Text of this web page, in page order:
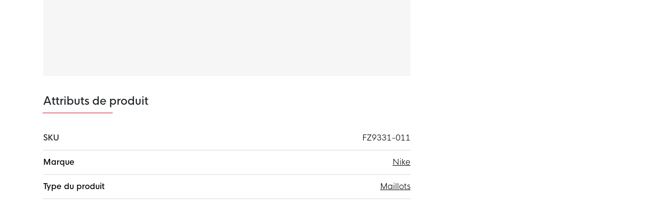
Attributs de produit
SKU
FZ9331-011
d'infos
Marque Nike
Type du produit Maillots